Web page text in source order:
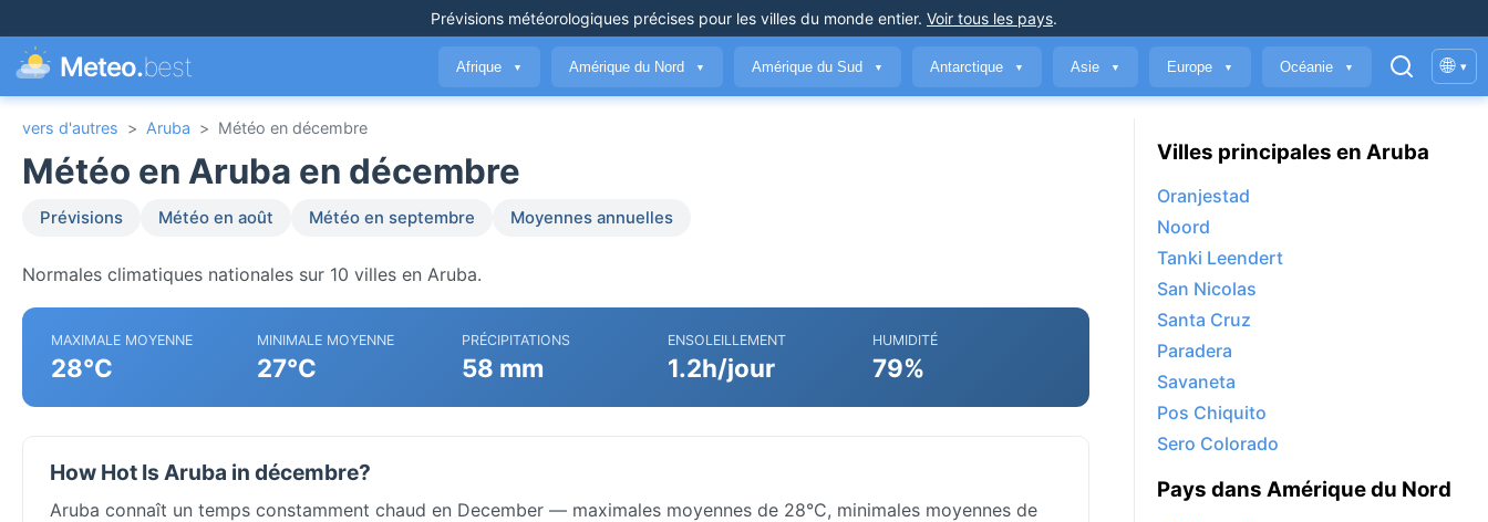
Prévisions météorologiques précises pour les villes du monde entier. Voir tous les pays.
Meteo.best Afrique ▼ Amérique du Nord ▼ Amérique du Sud ▼ Antarctique ▼ Asie ▼ Europe ▼ Océanie ▼ 🌐 ▾
vers d'autres > Aruba > Météo en décembre
Météo en Aruba en décembre
Prévisions Météo en août Météo en septembre Moyennes annuelles
Normales climatiques nationales sur 10 villes en Aruba.
MAXIMALE MOYENNE
28°C
MINIMALE MOYENNE
27°C
PRÉCIPITATIONS
58 mm
ENSOLEILLEMENT
1.2h/jour
HUMIDITÉ
79%
How Hot Is Aruba in décembre?
Aruba connaît un temps constamment chaud en December — maximales moyennes de 28°C, minimales moyennes de
Villes principales en Aruba
Oranjestad
Noord
Tanki Leendert
San Nicolas
Santa Cruz
Paradera
Savaneta
Pos Chiquito
Sero Colorado
Pays dans Amérique du Nord